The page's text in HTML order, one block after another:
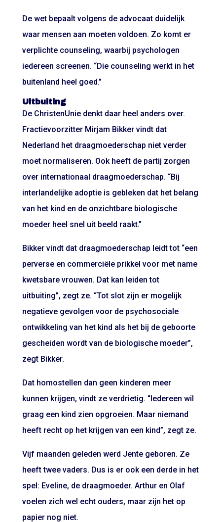
De wet bepaalt volgens de advocaat duidelijk
waar mensen aan moeten voldoen. Zo komt er
verplichte counseling, waarbij psychologen
iedereen screenen. “Die counseling werkt in het
buitenland heel goed.”
Uitbuiting
De ChristenUnie denkt daar heel anders over.
Fractievoorzitter Mirjam Bikker vindt dat
Nederland het draagmoederschap niet verder
moet normaliseren. Ook heeft de partij zorgen
over internationaal draagmoederschap. “Bij
interlandelijke adoptie is gebleken dat het belang
van het kind en de onzichtbare biologische
moeder heel snel uit beeld raakt.”
Bikker vindt dat draagmoederschap leidt tot “een
perverse en commerciële prikkel voor met name
kwetsbare vrouwen. Dat kan leiden tot
uitbuiting”, zegt ze. “Tot slot zijn er mogelijk
negatieve gevolgen voor de psychosociale
ontwikkeling van het kind als het bij de geboorte
gescheiden wordt van de biologische moeder”,
zegt Bikker.
Dat homostellen dan geen kinderen meer
kunnen krijgen, vindt ze verdrietig. “Iedereen wil
graag een kind zien opgroeien. Maar niemand
heeft recht op het krijgen van een kind”, zegt ze.
Vijf maanden geleden werd Jente geboren. Ze
heeft twee vaders. Dus is er ook een derde in het
spel: Eveline, de draagmoeder. Arthur en Olaf
voelen zich wel echt ouders, maar zijn het op
papier nog niet.